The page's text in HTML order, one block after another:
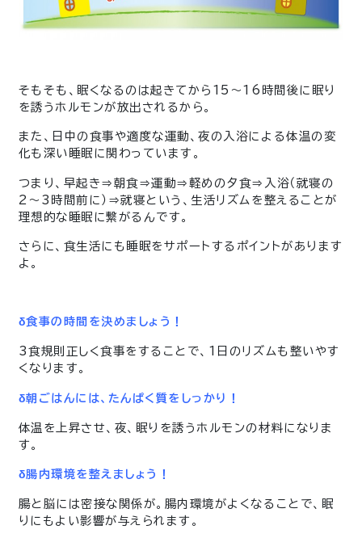
そもそも、眠くなるのは起きてから15～16時間後に眠り
を誘うホルモンが放出されるから。
また、日中の食事や適度な運動、夜の入浴による体温の変
化も深い睡眠に関わっています。
つまり、早起き⇒朝食⇒運動⇒軽めの夕食⇒入浴（就寝の
2～3時間前に）⇒就寝という、生活リズムを整えることが
理想的な睡眠に繋がるんです。
さらに、食生活にも睡眠をサポートするポイントがあります
よ。
δ食事の時間を決めましょう！
3食規則正しく食事をすることで、1日のリズムも整いやす
くなります。
δ朝ごはんには、たんぱく質をしっかり！
体温を上昇させ、夜、眠りを誘うホルモンの材料になりま
す。
δ腸内環境を整えましょう！
腸と脳には密接な関係が。腸内環境がよくなることで、眠
りにもよい影響が与えられます。